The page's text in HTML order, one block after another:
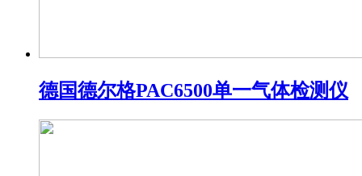
德国德尔格PAC6500单一气体检测仪